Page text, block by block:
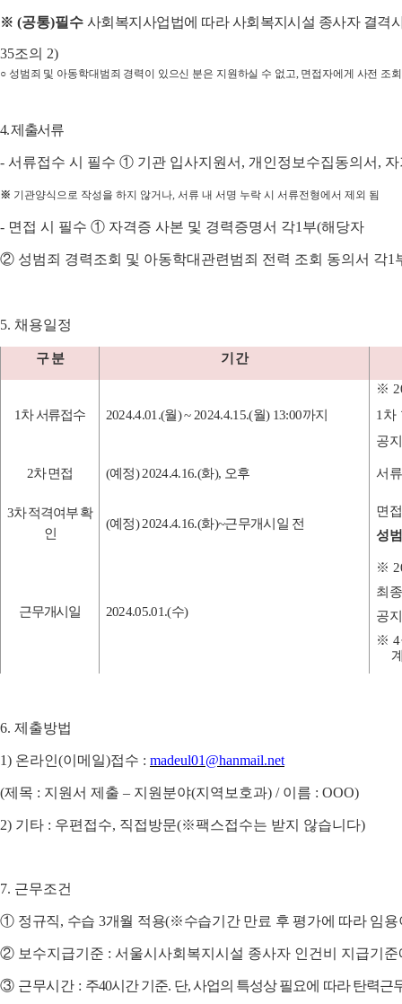
※ (공통)필수 사회복지사업법에 따라 사회복지시설 종사자 결격
35조의 2)
○ 성범죄 및 아동학대범죄 경력이 있으신 분은 지원하실 수 없고, 면접자에게 사전 조
4.제출서류
- 서류접수 시 필수 ① 기관 입사지원서 , 개인정보수집동의서 ,
※ 기관양식으로 작성을 하지 않거나, 서류 내 서명 누락 시 서류전형에서 제외 됨
- 면접 시 필수 ① 자격증 사본 및 경력증명서 각1부(해당자
② 성범죄 경력조회 및 아동학대관련범죄 전력 조회 동의서 각1
5. 채용일정
구 분 기 간
1차 서류접수 2024.4.01.(월) ~ 2024.4.15.(월) 13:00까지
※
1차
공
2차 면접 (예정) 2024.4.16.(화), 오후 서
3차 적격여부 확
인
(예정) 2024.4.16.(화)~근무개시일 전
면
성
근무개시일 2024.05.01.(수)
※
최
공
※4
6. 제출방법
1) 온라인(이메일)접수 : madeul01@hanmail.net
(제목 : 지원서 제출 – 지원분야(지역보호과) / 이름 : OOO)
2) 기타 : 우편접수, 직접방문(※팩스접수는 받지 않습니다)
7. 근무조건
① 정규직, 수습 3개월 적용(※수습기간 만료 후 평가에 따라 임
② 보수지급기준 : 서울시사회복지시설 종사자 인건비 지급기준
③ 근무시간 : 주40시간 기준. 단,사업의 특성상 필요에 따라 탄력근